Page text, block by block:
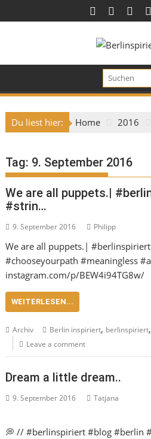
to
Du liest hier: Home 2016
Tag: 9. September 2016
We are all puppets.|
#strin…
9. September 2016 Philipp
We are all puppets.|
#chooseyourpath #meaningless
instagram.com/p/BEW4i94TG8w/
WEITERLESEN...
Archiv Berlin inspiriert, berlinspiriert
Leave a comment
Dream a little dream..
9. September 2016 Tatjana
💭 // #berlinspiriert #blog #berlin